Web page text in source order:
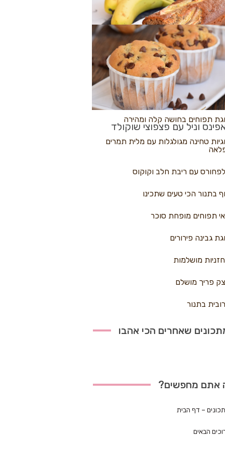
פיצה
בננות
וניל עם פצפוצי שוקולד
נקראים
תפוחים בחושה קלה ומהירה
טחינה מגולגלות עם מלית תמרים
עם ריבת חלב וקוקוס
בתנור הכי טעים שתכינו
תפוחים מופחת סוכר
גבינה פירורים
מושלמות
פריך מושלם
בתנור
שאחרים הכי אהבו
אתם מחפשים?
– דף הבית
הבאים